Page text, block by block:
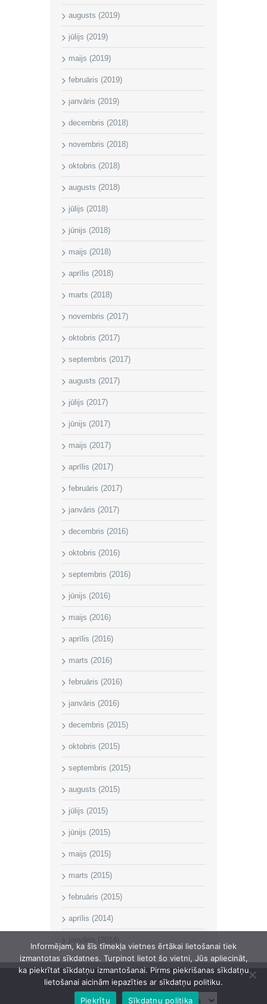
augusts (2019)
jūlijs (2019)
maijs (2019)
februāris (2019)
janvāris (2019)
decembris (2018)
novembris (2018)
oktobris (2018)
augusts (2018)
jūlijs (2018)
jūnijs (2018)
maijs (2018)
aprīlis (2018)
marts (2018)
novembris (2017)
oktobris (2017)
septembris (2017)
augusts (2017)
jūlijs (2017)
jūnijs (2017)
maijs (2017)
aprīlis (2017)
februāris (2017)
janvāris (2017)
decembris (2016)
oktobris (2016)
septembris (2016)
jūnijs (2016)
maijs (2016)
aprīlis (2016)
marts (2016)
februāris (2016)
janvāris (2016)
decembris (2015)
oktobris (2015)
septembris (2015)
augusts (2015)
jūlijs (2015)
jūnijs (2015)
maijs (2015)
marts (2015)
februāris (2015)
aprīlis (2014)
janvāris (2014)
Īvandes pagasta pārvalde © 2014
Informējam, ka šīs tīmekļa vietnes ērtākai lietošanai tiek
izmantotas sīkdatnes. Turpinot lietot šo vietni, Jūs apliecināt,
ka piekrītat sīkdatņu izmantošanai. Pirms piekrišanas sīkdatņu
lietošanai aicinām iepazīties ar sīkdatņu politiku.
Piekrītu
Sīkdatņu politika